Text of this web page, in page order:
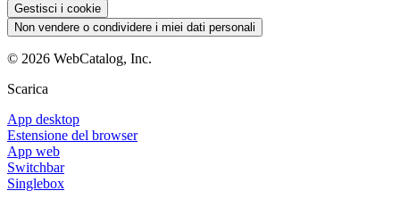
Gestisci i cookie
Non vendere o condividere i miei dati personali
© 2026 WebCatalog, Inc.
Scarica
App desktop
Estensione del browser
App web
Switchbar
Singlebox